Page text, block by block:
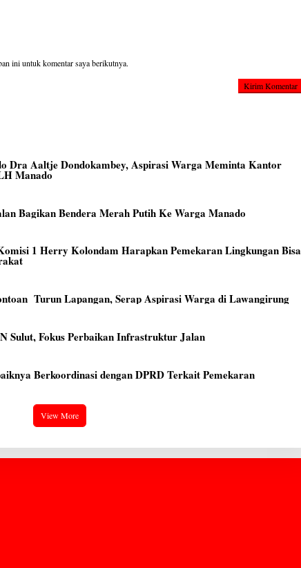
ini untuk komentar saya berikutnya.
Dra Aaltje Dondokambey, Aspirasi Warga Meminta Kantor
Manado
Bagikan Bendera Merah Putih Ke Warga Manado
1 Herry Kolondam Harapkan Pemekaran Lingkungan Bisa
Turun Lapangan, Serap Aspirasi Warga di Lawangirung
Sulut, Fokus Perbaikan Infrastruktur Jalan
Berkoordinasi dengan DPRD Terkait Pemekaran
View More